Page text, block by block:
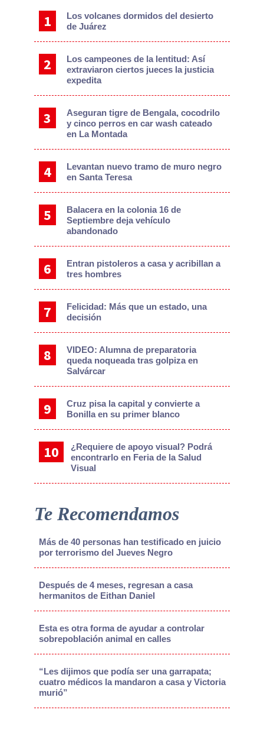
Los volcanes dormidos del desierto
de Juárez
Los campeones de la lentitud: Así
extraviaron ciertos jueces la justicia
expedita
Aseguran tigre de Bengala, cocodrilo
y cinco perros en car wash cateado
en La Montada
Levantan nuevo tramo de muro negro
en Santa Teresa
Balacera en la colonia 16 de
Septiembre deja vehículo
abandonado
Entran pistoleros a casa y acribillan a
tres hombres
Felicidad: Más que un estado, una
decisión
VIDEO: Alumna de preparatoria
queda noqueada tras golpiza en
Salvárcar
Cruz pisa la capital y convierte a
Bonilla en su primer blanco
¿Requiere de apoyo visual? Podrá
encontrarlo en Feria de la Salud
Visual
Te Recomendamos
Más de 40 personas han testificado en juicio
por terrorismo del Jueves Negro
Después de 4 meses, regresan a casa
hermanitos de Eithan Daniel
Esta es otra forma de ayudar a controlar
sobrepoblación animal en calles
“Les dijimos que podía ser una garrapata;
cuatro médicos la mandaron a casa y Victoria
murió”